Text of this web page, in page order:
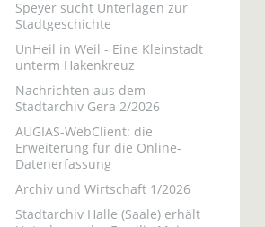
Speyer sucht Unterlagen zur
Stadtgeschichte
UnHeil in Weil - Eine Kleinstadt
unterm Hakenkreuz
Nachrichten aus dem
Stadtarchiv Gera 2/2026
AUGIAS-WebClient: die
Erweiterung für die Online-
Datenerfassung
Archiv und Wirtschaft 1/2026
Stadtarchiv Halle (Saale) erhält